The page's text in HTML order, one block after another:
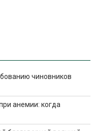
чиновников
анемии: когда